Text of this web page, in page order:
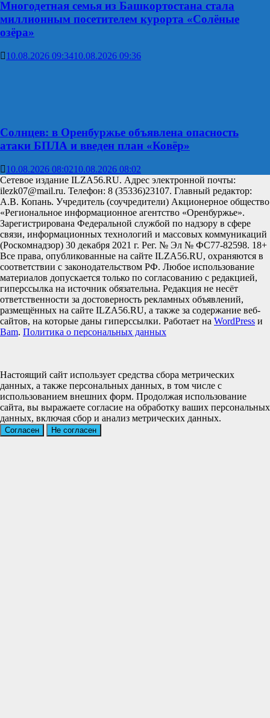
Многодетная семья из Башкортостана стала
миллионным посетителем курорта «Солёные
озёра»
10.08.2026 09:3410.08.2026 09:36
Солнцев: в Оренбуржье объявлена опасность
атаки БПЛА и введен план «Ковёр»
10.08.2026 08:0210.08.2026 08:02
Сетевое издание ILZA56.RU. Адрес электронной почты:
ilezk07@mail.ru. Телефон: 8 (35336)23107. Главный редактор:
А.В. Копань. Учредитель (соучредители) Акционерное общество
«Региональное информационное агентство «Оренбуржье».
Зарегистрирована Федеральной службой по надзору в сфере
связи, информационных технологий и массовых коммуникаций
(Роскомнадзор) 30 декабря 2021 г. Рег. № Эл № ФС77-82598. 18+
Все права, опубликованные на сайте ILZA56.RU, охраняются в
соответствии с законодательством РФ. Любое использование
материалов допускается только по согласованию с редакцией,
гиперссылка на источник обязательна. Редакция не несёт
ответственности за достоверность рекламных объявлений,
размещённых на сайте ILZA56.RU, а также за содержание веб-
сайтов, на которые даны гиперссылки. Работает на WordPress и
Bam. Политика о персональных данных
Настоящий сайт использует средства сбора метрических
данных, а также персональных данных, в том числе с
использованием внешних форм. Продолжая использование
сайта, вы выражаете согласие на обработку ваших персональных
данных, включая сбор и анализ метрических данных.
Согласен Не согласен